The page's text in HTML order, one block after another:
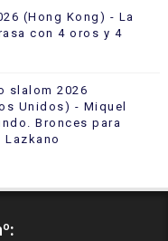
(Hong Kong) - La
con 4 oros y 4
slalom 2026
Unidos) - Miquel
Bronces para
Lazkano